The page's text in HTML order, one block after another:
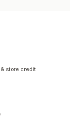
store credit